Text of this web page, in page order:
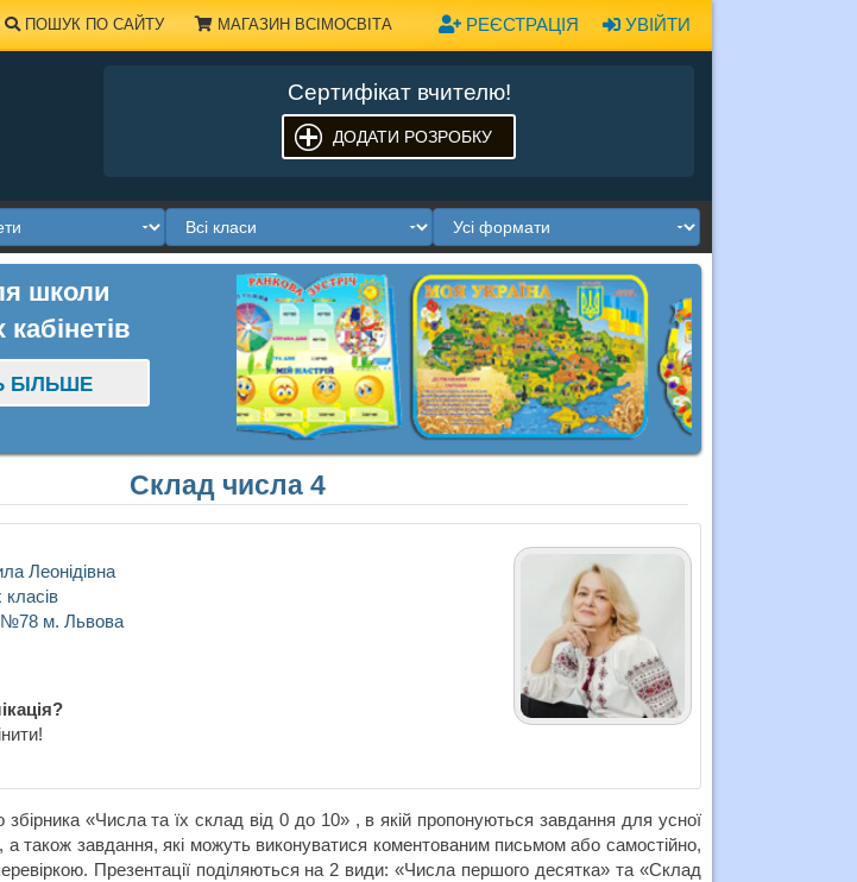
УВІЙТИ
РЕЄСТРАЦІЯ
ПОШУК ПО САЙТУ МАГАЗИН ВСІМОСВІТА
Сертифікат вчителю!
ДОДАТИ РОЗРОБКУ
школи
БІЛЬШЕ
Склад числа 4
Леонідівна
№78 м. Львова
збірника «Числа та їх склад від 0 до 10» , в якій пропонуються завдання для усної
також завдання, які можуть виконуватися коментованим письмом або самостійно,
Презентації поділяються на 2 види: «Числа першого десятка» та «Склад